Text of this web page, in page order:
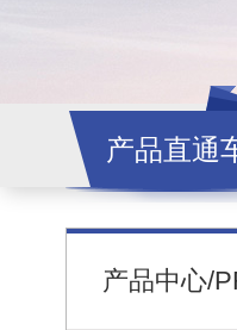
产品直通
产品中心/